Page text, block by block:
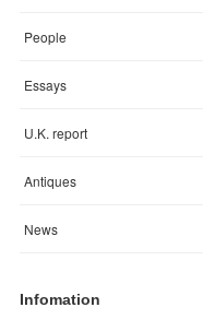
People
Essays
U.K. report
Antiques
News
Infomation